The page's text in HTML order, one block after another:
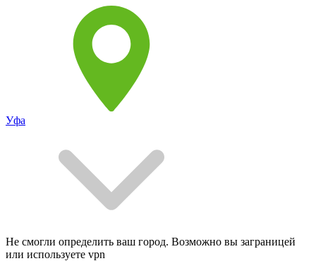
Уфа
Не смогли определить ваш город. Возможно вы заграницей
или используете vpn